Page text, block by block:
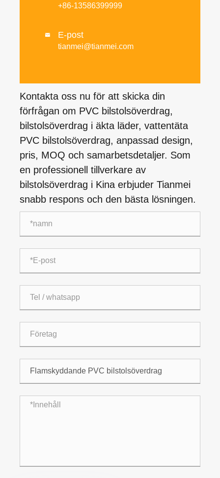
+86-13586399999
 E-post
tianmei@tianmei.com
Kontakta oss nu för att skicka din
förfrågan om PVC bilstolsöverdrag,
bilstolsöverdrag i äkta läder, vattentäta
PVC bilstolsöverdrag, anpassad design,
pris, MOQ och samarbetsdetaljer. Som
en professionell tillverkare av
bilstolsöverdrag i Kina erbjuder Tianmei
snabb respons och den bästa lösningen.